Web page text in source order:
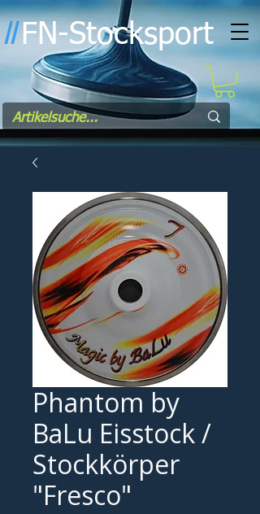
ll FN-Stocksport
Phantom by
BaLu Eisstock /
Stockkörper
"Fresco"